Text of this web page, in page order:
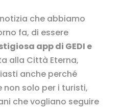
che abbiamo
fa, di essere
app di GEDI e
alla Città Eterna,
anche perché
non solo per i turisti,
che vogliano seguire